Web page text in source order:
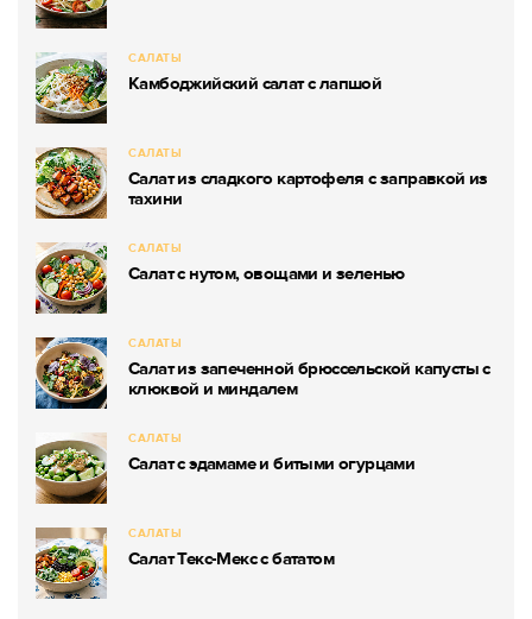
САЛАТЫ
Камбоджийский салат с лапшой
САЛАТЫ
Салат из сладкого картофеля с заправкой из
тахини
САЛАТЫ
Салат с нутом, овощами и зеленью
САЛАТЫ
Салат из запеченной брюссельской капусты с
клюквой и миндалем
САЛАТЫ
Салат с эдамаме и битыми огурцами
САЛАТЫ
Салат Текс-Мекс с бататом